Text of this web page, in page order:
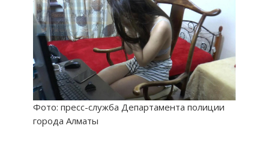
Фото: пресс-служба Департамента полиции
города Алматы